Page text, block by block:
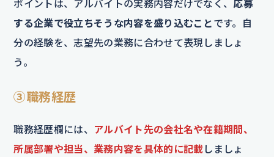
ポイントは、アルバイトの実務内容だけでなく、 応募
する企業で役立ちそうな内容を盛り込むこと です。自
分の経験を、志望先の業務に合わせて表現しましょ
う。
③職務経歴
職務経歴欄には、
アルバイト先の会社名や在籍期間、
所属部署や担当、業務内容を具体的に記載 しましょ